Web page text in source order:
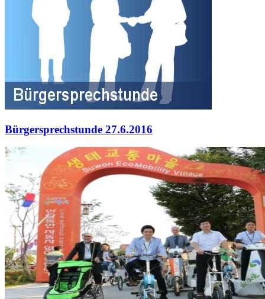
Bürgersprechstunde 27.6.2016